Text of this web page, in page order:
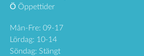
Ö Öppettider
Mån-Fre: 09-17
Lördag: 10-14
Söndag: Stängt